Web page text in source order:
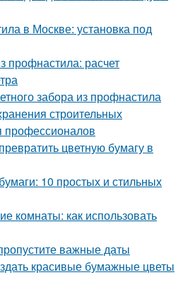
в Москве: установка под
профнастила: расчет
забора из профнастила
строительных
профессионалов
цветную бумагу в
10 простых и стильных
комнаты: как использовать
важные даты
красивые бумажные цветы